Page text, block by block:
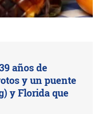
años de
y un puente
y Florida que